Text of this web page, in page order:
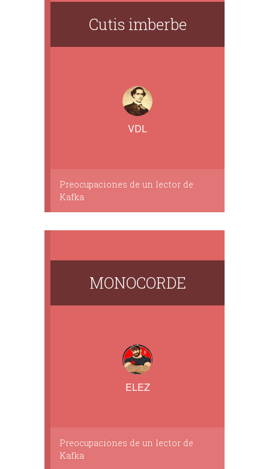
Cutis imberbe
VDL
Preocupaciones de un lector de
Kafka
MONOCORDE
ELEZ
Preocupaciones de un lector de
Kafka